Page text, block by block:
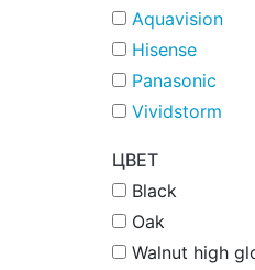
Aquavision
Hisense
Panasonic
Vividstorm
ЦВЕТ
Black
Oak
Walnut high